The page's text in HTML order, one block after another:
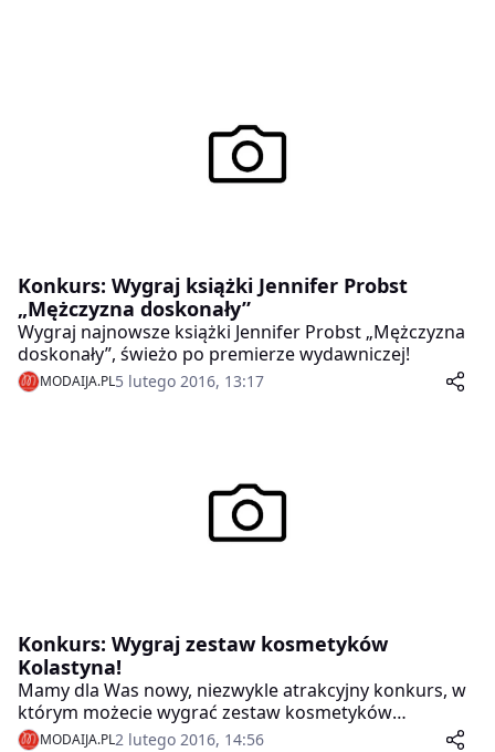
Konkurs: Wygraj książki Jennifer Probst
„Mężczyzna doskonały”
Wygraj najnowsze książki Jennifer Probst „Mężczyzna
doskonały”, świeżo po premierze wydawniczej!
MODAIJA.PL5 lutego 2016, 13:17
Konkurs: Wygraj zestaw kosmetyków
Kolastyna!
Mamy dla Was nowy, niezwykle atrakcyjny konkurs, w
którym możecie wygrać zestaw kosmetyków
Kolastyna!
MODAIJA.PL2 lutego 2016, 14:56